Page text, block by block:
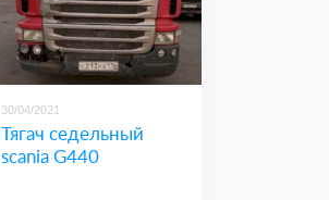
30/04/2021
Тягач седельный
scania G440